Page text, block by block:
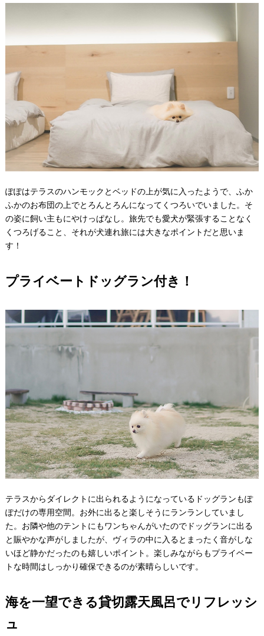
ぽぽはテラスのハンモックとベッドの上が気に入ったようで、ふか
ふかのお布団の上でとろんとろんになってくつろいでいました。そ
の姿に飼い主もにやけっぱなし。旅先でも愛犬が緊張することなく
くつろげること、それが犬連れ旅には大きなポイントだと思いま
す！
プライベートドッグラン付き！⠀
テラスからダイレクトに出られるようになっているドッグランもぽ
ぽだけの専用空間。お外に出ると楽しそうにランランしていまし
た。お隣や他のテントにもワンちゃんがいたのでドッグランに出る
と賑やかな声がしましたが、ヴィラの中に入るとまったく音がしな
いほど静かだったのも嬉しいポイント。楽しみながらもプライベー
トな時間はしっかり確保できるのが素晴らしいです。
海を一望できる貸切露天風呂でリフレッシ
ュ